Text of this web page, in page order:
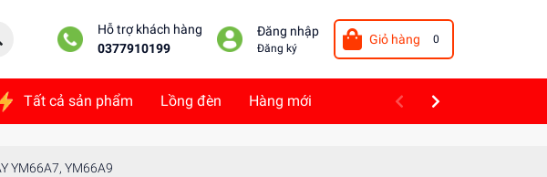
Hỗ trợ khách hàng
0377910199
Đăng nhập
Đăng ký
Giỏ hàng 0
Tất cả sản phẩm Lồng đèn Hàng mới
YM66A7, YM66A9